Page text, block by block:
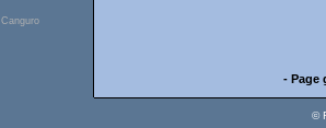
Canguro
- Page
©